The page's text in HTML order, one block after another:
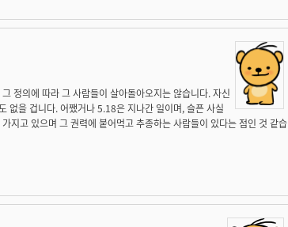
정의에 따라 그 사람들이 살아돌아오지는 않습니다. 자신
없을 겁니다. 어쨌거나 5.18은 지나간 일이며, 슬픈 사실
지고 있으며 그 권력에 붙어먹고 추종하는 사람들이 있다는 점인 것 같습